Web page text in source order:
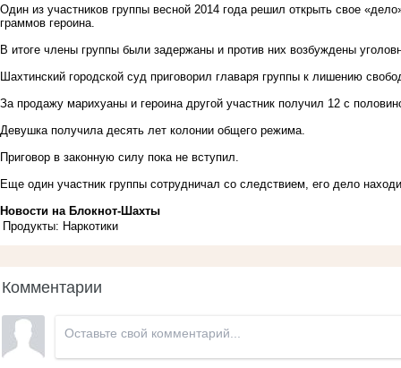
Один из участников группы весной 2014 года решил открыть свое
граммов героина.
В итоге члены группы были задержаны и против них возбуждены
Шахтинский городской суд приговорил главаря группы к лишению
За продажу марихуаны и героина другой участник получил 12 с
Девушка получила десять лет колонии общего режима.
Приговор в законную силу пока не вступил.
Еще один участник группы сотрудничал со следствием, его дело
Новости на Блoкнoт-Шахты
Продукты: Наркотики
Комментарии